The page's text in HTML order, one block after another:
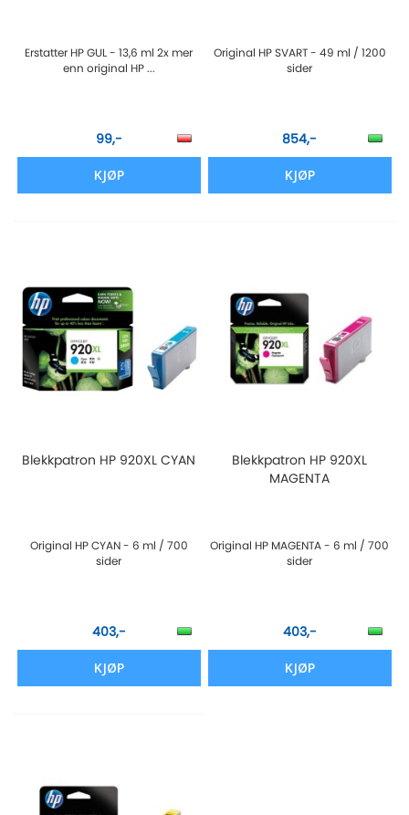
Erstatter HP GUL - 13,6 ml 2x mer
enn original HP ...
99,-
KJØP
Original HP SVART - 49 ml / 1200
sider
854,-
KJØP
Blekkpatron HP 920XL CYAN
Original HP CYAN - 6 ml / 700
sider
403,-
KJØP
Blekkpatron HP 920XL
MAGENTA
Original HP MAGENTA - 6 ml / 700
sider
403,-
KJØP